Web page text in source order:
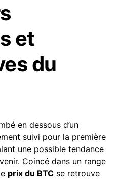
et
du
en dessous d’un
suivi pour la première
une possible tendance
Coincé dans un range
prix du BTC se retrouve